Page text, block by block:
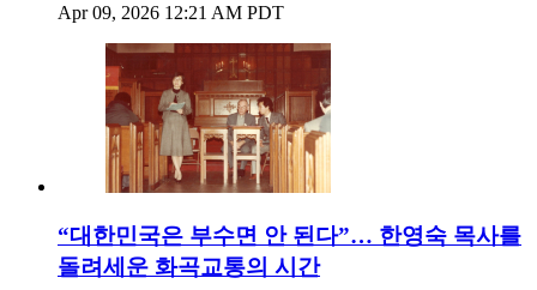
Apr 09, 2026 12:21 AM PDT
“대한민국은 부수면 안 된다”… 한영숙 목사를
돌려세운 화곡교통의 시간